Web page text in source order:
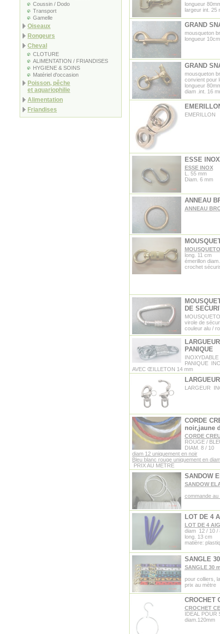
Coussin / Dodo
Transport
Gamelle
Oiseaux
Rongeurs
Cheval
CLOTURE
ALIMENTATION / FRIANDISES
HYGIENE & SOINS
Matériel d'occasion
Poisson, pêche
et aquariophilie
Alimentation
Friandises
longueur
largeur int. 25
GRAND
mousqueton
longueur 10cm
GRAND
mousqueton
convient pour
longueur
diam .int. 16
EMERILLON
ESSE INOX
ESSE INOX
L. 55 mm
Diam. 6 mm
ANNEAU
ANNEAU
long. 11 cm
émerillon
crochet
DE
virole de
couleur alu /
PANIQUE
PANIQUE
AVEC ŒILLETON 14 mm
LARGEUR
CORDE
noir,jaune
CORDE
ROUGE /
DIAM. 8 / 10
diam 12 uniquement en noir
Bleu blanc rouge uniquement en
PRIX AU METRE
SANDOW
SANDOW
commande au
LOT DE 4
LOT DE 4
diam 12 / 10 /
long. 13 cm
matière:
SANGLE
SANGLE 30
pour colliers,
prix au mètre
CROCHET
CROCHET
IDEAL POUR
diam.120mm